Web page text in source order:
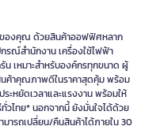
ณ์เพื่อความ
ะอุปกรณ์เพื่อความปลอดภัยที่
, และชุดกันเชื้อโรคจากแบรนด์
าเพื่อช่วยคุณเลือกชุดที่เหมาะ
องคุณ ด้วยสินค้าออฟฟิศหลาก
รณ์สำนักงาน เครื่องใช้ไฟฟ้า
เหมาะสำหรับองค์กรทุกขนาด ผู้
นค้าคุณภาพดีในราคาสุดคุ้ม พร้อม
ะหยัดเวลาและแรงงาน พร้อมให้
วไทย* นอกจากนี้ ยังมั่นใจได้ด้วย
ารถเปลี่ยน/คืนสินค้าได้ภายใน 30